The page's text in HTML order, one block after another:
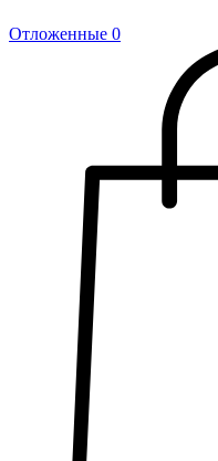
Отложенные 0